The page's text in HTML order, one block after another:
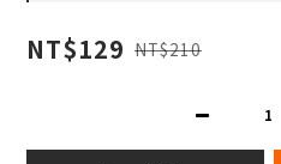
NT$129 NT$210